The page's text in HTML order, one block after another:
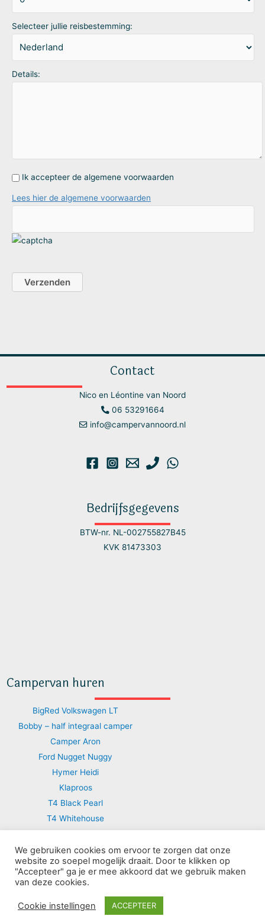
Selecteer jullie reisbestemming:
Details:
Ik accepteer de algemene voorwaarden
Lees hier de algemene voorwaarden
Contact
Nico en Léontine van Noord
06 53291664
info@campervannoord.nl
Bedrijfsgegevens
BTW-nr. NL-002755827B45
KVK 81473303
Campervan huren
BigRed Volkswagen LT
Bobby – half integraal camper
Camper Aron
Ford Nugget Nuggy
Hymer Heidi
Klaproos
T4 Black Pearl
T4 Whitehouse
T5 Silver
T5 Sunny
Copyright © 2026 Campervan Noord
We gebruiken cookies om ervoor te zorgen dat onze
website zo soepel mogelijk draait. Door te klikken op
"Accepteer" ga je er mee akkoord dat we gebruik maken
van deze cookies.
Cookie instellingen ACCEPTEER